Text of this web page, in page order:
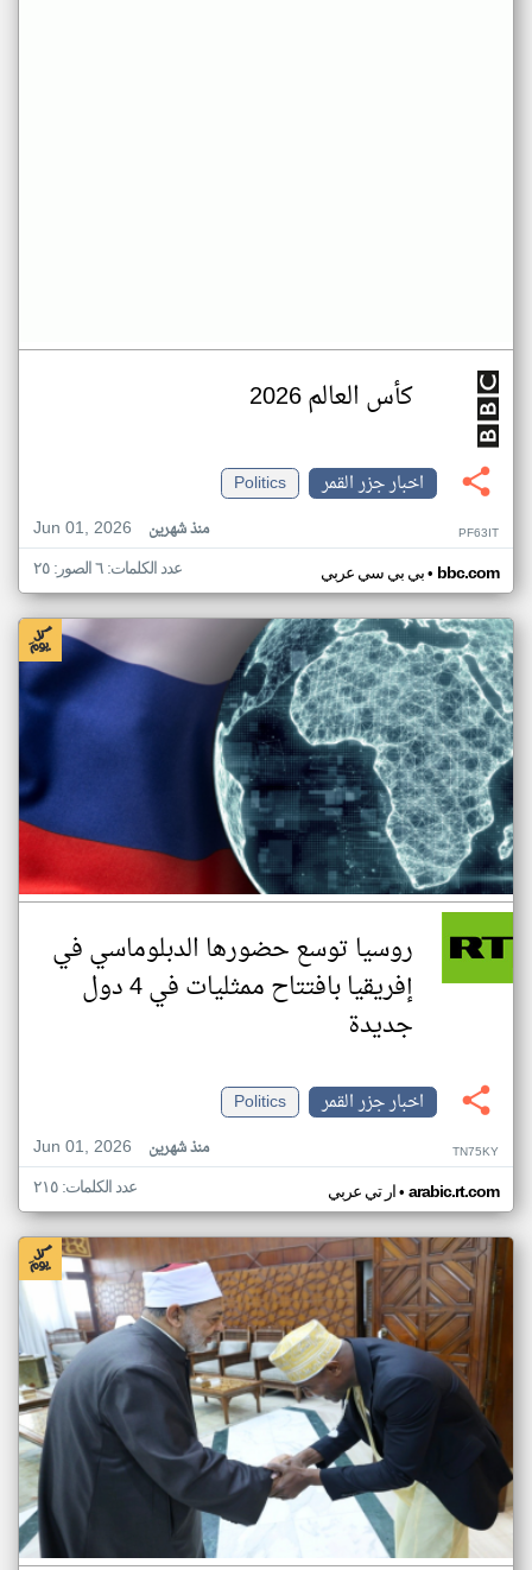
كأس العالم 2026
اخبار جزر القمر
Politics
Jun 01, 2026
منذ شهرين PF63IT
بي بي سي عربي• bbc.com عدد الكلمات: ٦ الصور: ٢٥
روسيا توسع حضورها الدبلوماسي في
إفريقيا بافتتاح ممثليات في 4 دول
جديدة
اخبار جزر القمر
Politics
Jun 01, 2026
منذ شهرين TN75KY
ار تي عربي• arabic.rt.com عدد الكلمات: ٢١٥